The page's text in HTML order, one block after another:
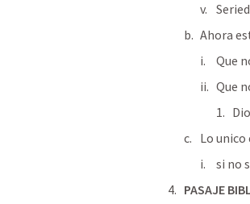
Ahora
Que
Que
Lo
si no
PASAJE